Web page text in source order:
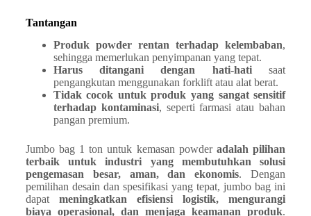
Tantangan
Produk powder rentan terhadap kelembaban,
sehingga memerlukan penyimpanan yang tepat.
Harus ditangani dengan hati-hatisaat
pengangkutan menggunakan forklift atau alat berat.
Tidak cocok untuk produk yang sangat sensitif
terhadap kontaminasi, seperti farmasi atau bahan
pangan premium.
Jumbo bag 1 ton untuk kemasan powder adalah pilihan
terbaik untuk industri yang membutuhkan solusi
pengemasan besar, aman, dan ekonomis. Dengan
pemilihan desain dan spesifikasi yang tepat, jumbo bag ini
dapat meningkatkan efisiensi logistik, mengurangi
biaya operasional, dan menjaga keamanan produk.